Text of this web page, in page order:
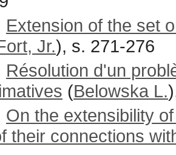
Extension of the set
Jr.), s. 271-276
Résolution d'un
(Belowska L.
On the extensibility
their connections